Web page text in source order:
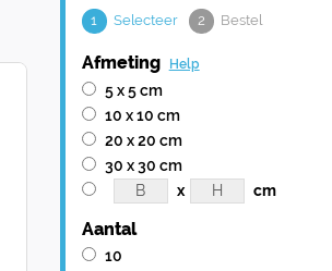
1 Selecteer 2 Bestel
Afmeting Help
5 x 5 cm
10 x 10 cm
20 x 20 cm
30 x 30 cm
x
cm
Aantal
10